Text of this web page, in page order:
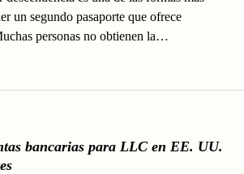
bancarias para LLC en EE. UU.
un segundo pasaporte que ofrece
personas no obtienen la…